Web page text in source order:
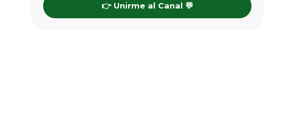
👉 Unirme al Canal 💬